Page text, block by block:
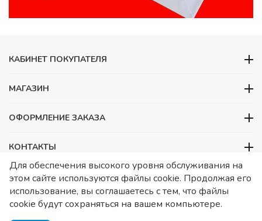
КАБИНЕТ ПОКУПАТЕЛЯ
МАГАЗИН
ОФОРМЛЕНИЕ ЗАКАЗА
КОНТАКТЫ
ООО «Детский сад», ОГРН 1157746480088
ИНН 7728252648 КПП 772601001 Юридический адрес – Москва,
ул. Подольских курсантов, д 3. стр 2. Помещение 1/3. Информация
о товарах носит справочный характер и не является публичной
офертой, определяемой Статьей 437 ГК РФ.
Для обеспечения высокого уровня обслуживания на
этом сайте используются файлы cookie. Продолжая его
использование, вы соглашаетесь с тем, что файлы
cookie будут сохраняться на вашем компьютере.